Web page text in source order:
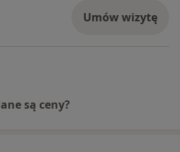
Umów wizytę
są ceny?